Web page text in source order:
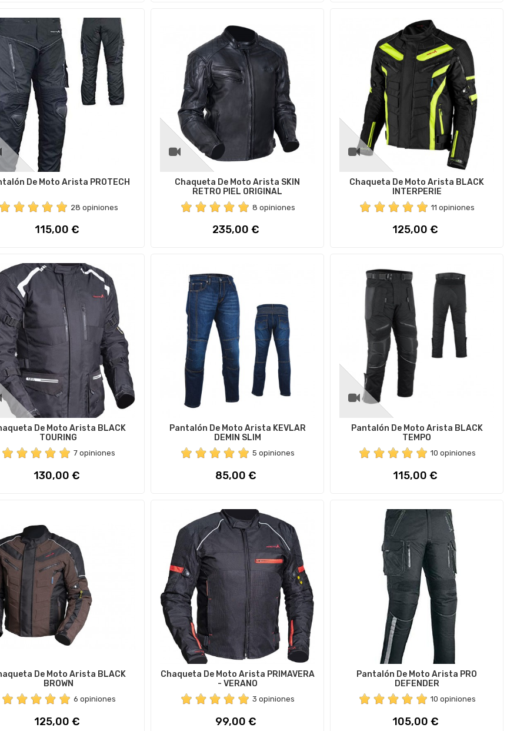
De Moto Arista PROTECH
28 opiniones
Precio
115,00 €
Chaqueta De Moto Arista SKIN
RETRO PIEL ORIGINAL
8 opiniones
Precio
235,00 €
Chaqueta De Moto Arista BLACK
INTERPERIE
11 opiniones
Precio
125,00 €
De Moto Arista BLACK
TOURING
7 opiniones
Precio
130,00 €
Pantalón De Moto Arista KEVLAR
DEMIN SLIM
5 opiniones
Precio
85,00 €
Pantalón De Moto Arista BLACK
TEMPO
10 opiniones
Precio
115,00 €
De Moto Arista BLACK
BROWN
6 opiniones
Precio
125,00 €
Chaqueta De Moto Arista PRIMAVERA
- VERANO
3 opiniones
Precio
99,00 €
Pantalón De Moto Arista PRO
DEFENDER
10 opiniones
Precio
105,00 €